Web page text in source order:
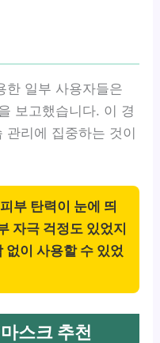
한 일부 사용자들은
보고했습니다. 이 경
관리에 집중하는 것이
부 탄력이 눈에 띄
자극 걱정도 있었지
없이 사용할 수 있었
스크 추천